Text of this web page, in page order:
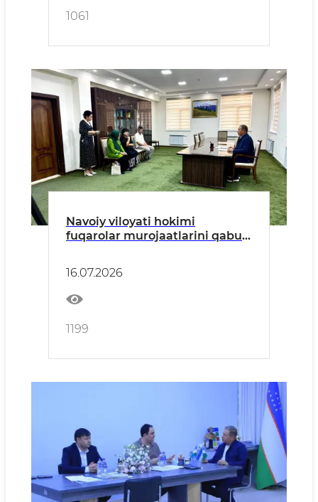
1061
Navoiy viloyati hokimi
fuqarolar murojaatlarini qabul
16.07.2026
1199